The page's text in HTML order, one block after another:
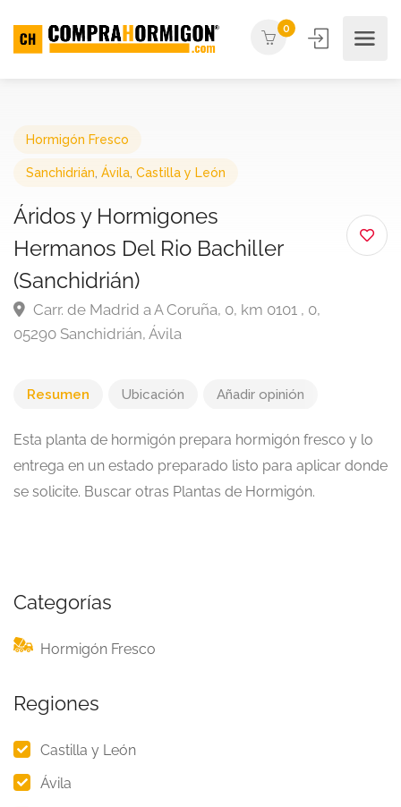
0
Hormigón Fresco
Sanchidrián Ávila Castilla y León
Áridos y Hormigones
Hermanos Del Rio Bachiller
(Sanchidrián)
Carr. de Madrid a A Coruña, 0, km 0101 , 0,
05290 Sanchidrián, Ávila
Resumen Ubicación Añadir opinión
Esta planta de hormigón prepara hormigón fresco y lo
entrega en un estado preparado listo para aplicar donde
se solicite. Buscar otras Plantas de Hormigón.
Categorías
Hormigón Fresco
Regiones
Castilla y León
Ávila